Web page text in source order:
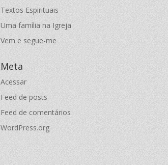
Textos Espirituais
Uma família na Igreja
Vem e segue-me
Meta
Acessar
Feed de posts
Feed de comentários
WordPress.org